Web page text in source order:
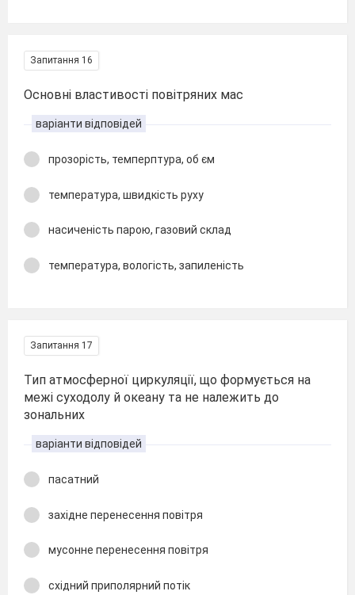
Запитання 16
Основні властивості повітряних мас
варіанти відповідей
прозорість, темперптура, об єм
температура, швидкість руху
насиченість парою, газовий склад
температура, вологість, запиленість
Запитання 17
Тип атмосферної циркуляції, що формується на
межі суходолу й океану та не належить до
зональних
варіанти відповідей
пасатний
західне перенесення повітря
мусонне перенесення повітря
східний приполярний потік